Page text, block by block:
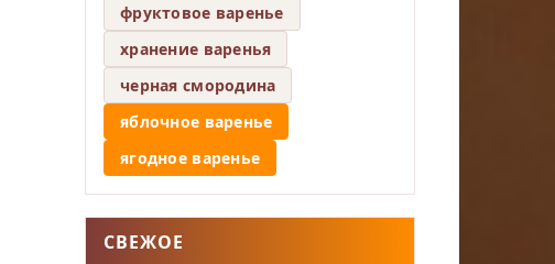
фруктовое варенье
хранение варенья
черная смородина
яблочное варенье
ягодное варенье
СВЕЖОЕ